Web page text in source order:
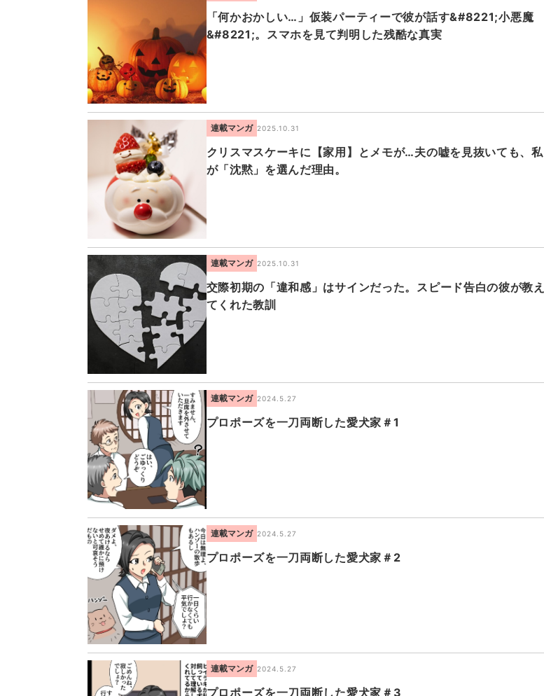
「何かおかしい…」仮装パーティーで彼が話す&#8221;小悪魔
&#8221;。スマホを見て判明した残酷な真実
連載マンガ 2025.10.31
クリスマスケーキに【家用】とメモが…夫の嘘を見抜いても、私
が「沈黙」を選んだ理由。
連載マンガ 2025.10.31
交際初期の「違和感」はサインだった。スピード告白の彼が教え
てくれた教訓
連載マンガ 2024.5.27
プロポーズを一刀両断した愛犬家＃1
連載マンガ 2024.5.27
プロポーズを一刀両断した愛犬家＃2
連載マンガ 2024.5.27
プロポーズを一刀両断した愛犬家＃3